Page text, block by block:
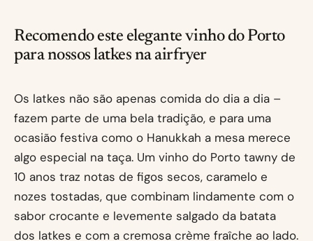
Recomendo este elegante vinho do Porto
para nossos latkes na airfryer
Os latkes não são apenas comida do dia a dia –
fazem parte de uma bela tradição, e para uma
ocasião festiva como o Hanukkah a mesa merece
algo especial na taça. Um vinho do Porto tawny de
10 anos traz notas de figos secos, caramelo e
nozes tostadas, que combinam lindamente com o
sabor crocante e levemente salgado da batata
dos latkes e com a cremosa crème fraîche ao lado.